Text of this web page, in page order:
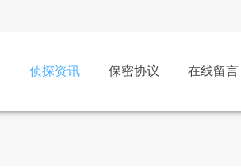
侦探资讯 保密协议 在线留言